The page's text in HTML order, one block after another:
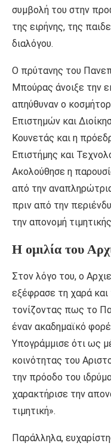
συμβολή του στην
της ειρήνης, της
διαλόγου.
Ο πρύτανης του
Μπούρας άνοιξε την
απηύθυναν ο
Επιστημών και
Κουνετάς και η
Επιστήμης και
Ακολούθησε η
από την
πριν από την
την απονομή
Η ομιλία του
Στον λόγο του, ο
εξέφρασε τη χαρά και
τονίζοντας πως το
έναν ακαδημαϊκό
Υπογράμμισε ότι ως
κοινότητας του
την πρόοδο του
χαρακτήρισε την
τιμητική».
Παράλληλα,